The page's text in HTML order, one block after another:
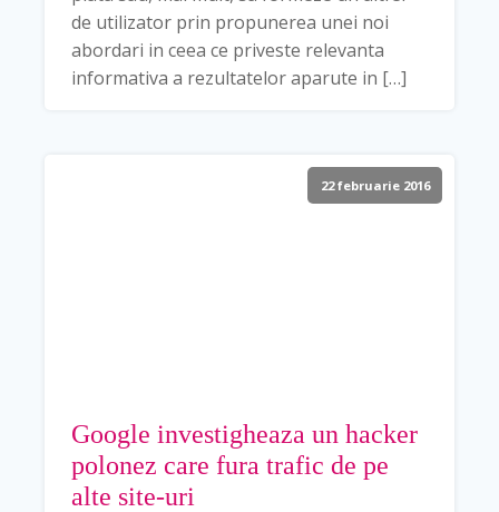
de utilizator prin propunerea unei noi
abordari in ceea ce priveste relevanta
informativa a rezultatelor aparute in […]
22 februarie 2016
Google investigheaza un hacker
polonez care fura trafic de pe
alte site-uri